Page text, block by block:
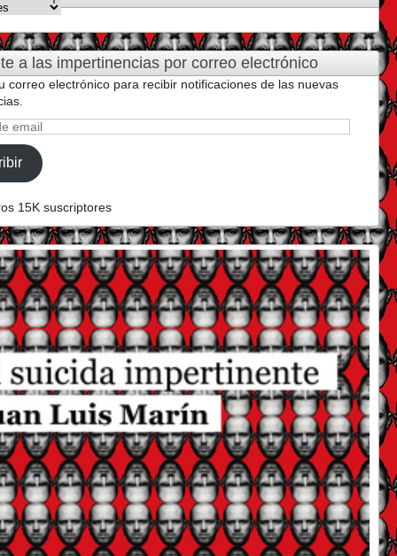
a las impertinencias por correo electrónico
correo electrónico para recibir notificaciones de las nuevas
15K suscriptores